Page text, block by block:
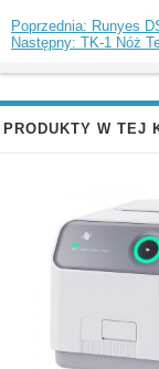
Poprzednia: Runyes
Następny: TK-1 Nóż
PRODUKTY W TEJ